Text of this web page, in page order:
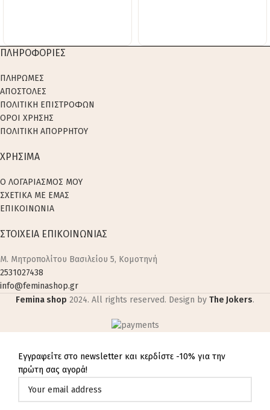
ΠΛΗΡΟΦΟΡΙΕΣ
ΠΛΗΡΩΜΕΣ
ΑΠΟΣΤΟΛΕΣ
ΠΟΛΙΤΙΚΗ ΕΠΙΣΤΡΟΦΩΝ
ΟΡΟΙ ΧΡΗΣΗΣ
ΠΟΛΙΤΙΚΗ ΑΠΟΡΡΗΤΟΥ
ΧΡΗΣΙΜΑ
Ο ΛΟΓΑΡΙΑΣΜΟΣ ΜΟΥ
ΣΧΕΤΙΚΑ ΜΕ ΕΜΑΣ
ΕΠΙΚΟΙΝΩΝΙΑ
ΣΤΟΙΧΕΙΑ ΕΠΙΚΟΙΝΩΝΙΑΣ
M. Μητροπολίτου Βασιλείου 5, Κομοτηνή
2531027438
info@feminashop.gr
Femina shop 2024. All rights reserved. Design by The Jokers.
Εγγραφείτε στο newsletter και κερδίστε -10% για την
πρώτη σας αγορά!